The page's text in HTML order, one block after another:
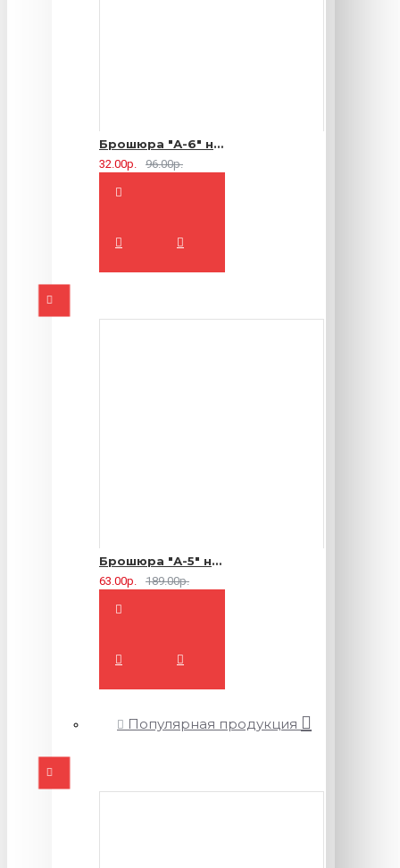
Брошюра "А-6" на 2 скрепки - 16 страниц
32.00р. 96.00р.
Брошюра "А-5" на 2 скрепки - 16 страниц
63.00р. 189.00р.
Популярная продукция